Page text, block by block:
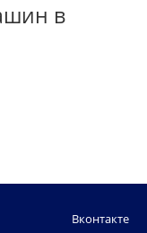
в
Вконтакте